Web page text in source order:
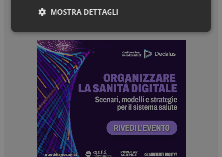
MOSTRA DETTAGLI
Necessari Marketing
Necessari Marketing
I cookie necessari contribuiscono a rendere fruibile il
sito web abilitandone funzionalità di base quali la
navigazione sulle pagine e l'accesso alle aree
protette del sito. Il sito web non è in grado di
funzionare correttamente senza questi cookie.